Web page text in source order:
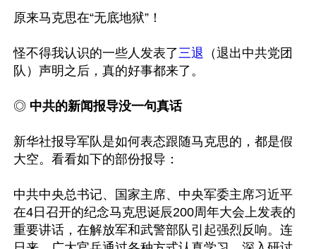
原来马克思在“无底地狱”！
怪不得我认识的一些人发表了三退 （退出中共党团
队）声明之后，真的好事都来了。
◎ 中共的新闻报导没一句真话
新华社报导军队是如何表态跟随马克思的，都是假
大空。看看如下的部份报导：
中共中央总书记、国家主席、中央军委主席习近平
在4日召开的纪念马克思诞辰200周年大会上发表的
重要讲话，在解放军和武警部队引起强烈反响。连